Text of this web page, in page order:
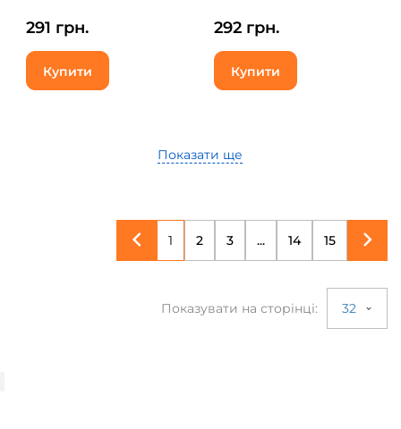
291 грн.
Купити
292 грн.
Купити
Показати ще
1 2 3 ... 14 15
Показувати на сторінці: 32